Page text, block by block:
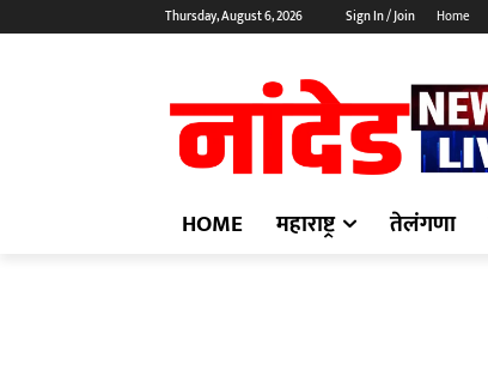
Thursday, August 6, 2026 Sign In / Join Home
HOME महाराष्ट्र तेलंगणा